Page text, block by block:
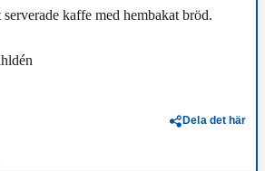
serverade kaffe med hembakat bröd.
Dela det här